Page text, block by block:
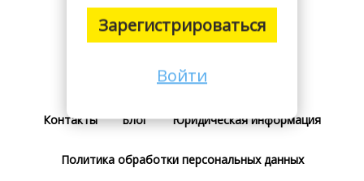
Зарегистрироваться
Войти
Тарифы
Контакты Блог Юридическая информация
Политика обработки персональных данных